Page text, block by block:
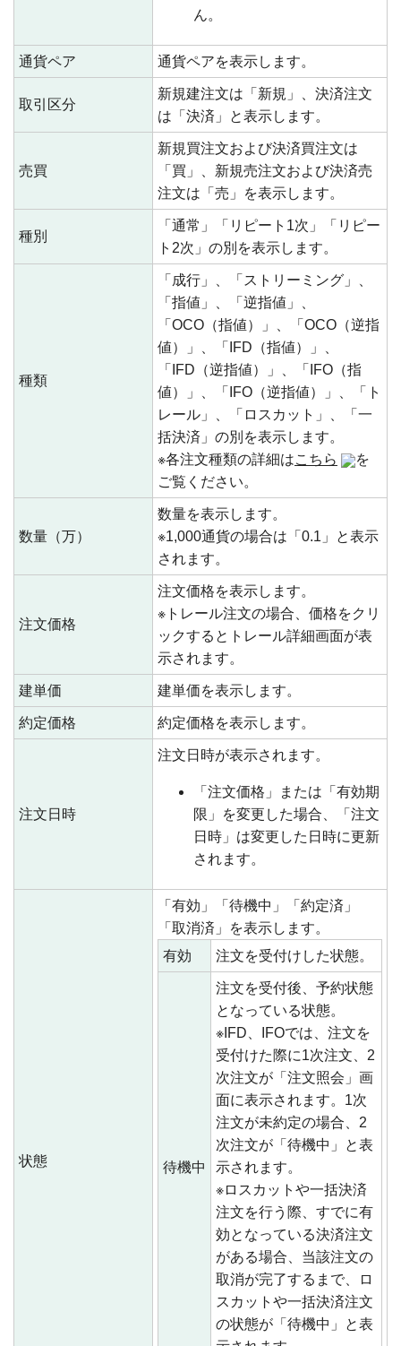
ん。
通貨ペア 通貨ペアを表示します。
取引区分
新規建注文は「新規」、決済注文
は「決済」と表示します。
売買
新規買注文および決済買注文は
「買」、新規売注文および決済売
注文は「売」を表示します。
種別
「通常」「リピート1次」「リピー
ト2次」の別を表示します。
種類
「成行」、「ストリーミング」、
「指値」、「逆指値」、
「OCO（指値）」、「OCO（逆指
値）」、「IFD（指値）」、
「IFD（逆指値）」、「IFO（指
値）」、「IFO（逆指値）」、「ト
レール」、「ロスカット」、「一
括決済」の別を表示します。
※各注文種類の詳細はこちら
を
ご覧ください。
数量（万）
数量を表示します。
※1,000通貨の場合は「0.1」と表示
されます。
注文価格
注文価格を表示します。
※トレール注文の場合、価格をクリ
ックするとトレール詳細画面が表
示されます。
建単価 建単価を表示します。
約定価格 約定価格を表示します。
注文日時
注文日時が表示されます。
「注文価格」または「有効期
限」を変更した場合、「注文
日時」は変更した日時に更新
されます。
状態
「有効」「待機中」「約定済」
「取消済」を表示します。
有効
注文を受付けした状態。
待機中
注文を受付後、予約状態
となっている状態。
※IFD、IFOでは、注文を
受付けた際に1次注文、2
次注文が「注文照会」画
面に表示されます。1次
注文が未約定の場合、2
次注文が「待機中」と表
示されます。
※ロスカットや一括決済
注文を行う際、すでに有
効となっている決済注文
がある場合、当該注文の
取消が完了するまで、ロ
スカットや一括決済注文
の状態が「待機中」と表